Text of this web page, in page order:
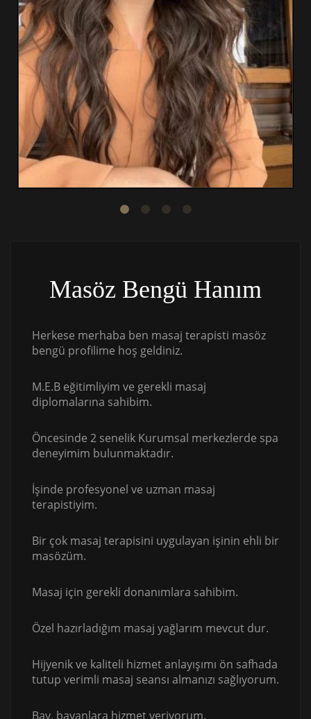
Masöz Bengü Hanım
Herkese merhaba ben masaj terapisti masöz
bengü profilime hoş geldiniz.
M.E.B eğitimliyim ve gerekli masaj
diplomalarına sahibim.
Öncesinde 2 senelik Kurumsal merkezlerde spa
deneyimim bulunmaktadır.
İşinde profesyonel ve uzman masaj
terapistiyim.
Bir çok masaj terapisini uygulayan işinin ehli bir
masözüm.
Masaj için gerekli donanımlara sahibim.
Özel hazırladığım masaj yağlarım mevcut dur.
Hijyenik ve kaliteli hizmet anlayışımı ön safhada
tutup verimli masaj seansı almanızı sağlıyorum.
Bay, bayanlara hizmet veriyorum.